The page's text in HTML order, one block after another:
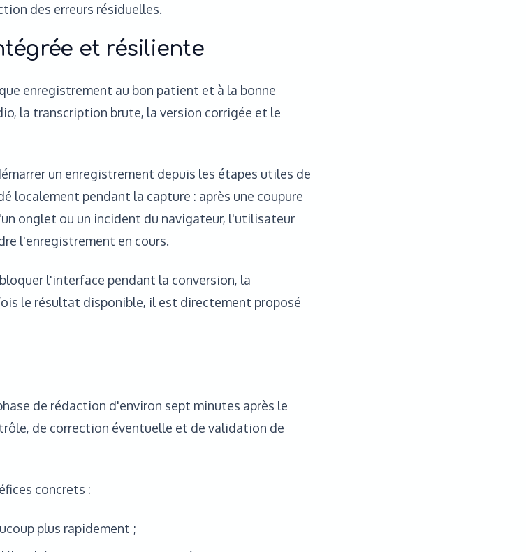
des erreurs résiduelles.
et résiliente
enregistrement au bon patient et à la bonne
la transcription brute, la version corrigée et le
un enregistrement depuis les étapes utiles de
localement pendant la capture : après une coupure
onglet ou un incident du navigateur, l'utilisateur
l'enregistrement en cours.
l'interface pendant la conversion, la
le résultat disponible, il est directement proposé
de rédaction d'environ sept minutes après le
de correction éventuelle et de validation de
concrets :
plus rapidement ;